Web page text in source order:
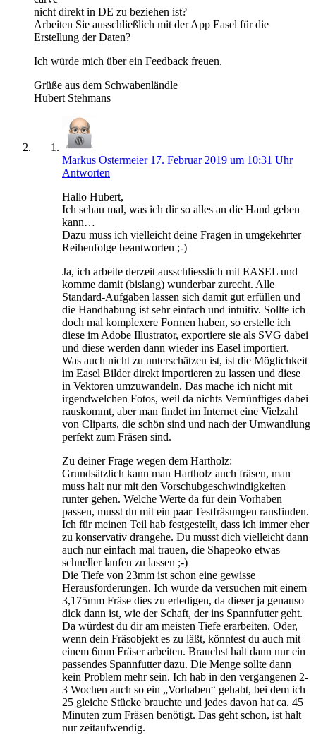
nicht direkt in DE zu beziehen ist?
Arbeiten Sie ausschließlich mit der App Easel für die
Erstellung der Daten?
Ich würde mich über ein Feedback freuen.
Grüße aus dem Schwabenländle
Hubert Stehmans
Markus Ostermeier 17. Februar 2019 um 10:31 Uhr
Antworten
Hallo Hubert,
Ich schau mal, was ich dir so alles an die Hand geben
kann…
Dazu muss ich vielleicht deine Fragen in umgekehrter
Reihenfolge beantworten ;-)
Ja, ich arbeite derzeit ausschliesslich mit EASEL und
komme damit (bislang) wunderbar zurecht. Alle
Standard-Aufgaben lassen sich damit gut erfüllen und
die Handhabung ist sehr einfach und intuitiv. Sollte ich
doch mal komplexere Formen haben, so erstelle ich
diese im Adobe Illustrator, exportiere sie als SVG dabei
und diese werden dann wieder ins Easel importiert.
Was auch nicht zu unterschätzen ist, ist die Möglichkeit
im Easel Bilder direkt importieren zu lassen und diese
in Vektoren umzuwandeln. Das mache ich nicht mit
irgendwelchen Fotos, weil da nichts Vernünftiges dabei
rauskommt, aber man findet im Internet eine Vielzahl
von Cliparts, die schön sind und nach der Umwandlung
perfekt zum Fräsen sind.
Zu deiner Frage wegen dem Hartholz:
Grundsätzlich kann man Hartholz auch fräsen, man
muss halt nur mit den Vorschubgeschwindigkeiten
runter gehen. Welche Werte da für dein Vorhaben
passen, musst du mit ein paar Testfräsungen rausfinden.
Ich für meinen Teil hab festgestellt, dass ich immer eher
zu konservativ drangehe. Du musst dich vielleicht dann
auch nur einfach mal trauen, die Shapeoko etwas
schneller laufen zu lassen ;-)
Die Tiefe von 23mm ist schon eine gewisse
Herausforderungen. Ich würde da versuchen mit einem
3,175mm Fräse dies zu erledigen, da dieser ja genauso
dick dann ist, wie der Schaft, der ins Spannfutter geht.
Da würdest du dir am meisten Tiefe erarbeiten. Oder,
wenn dein Fräsobjekt es zu läßt, könntest du auch mit
einem 6mm Fräser arbeiten. Brauchst halt dann nur ein
passendes Spannfutter dazu. Die Menge sollte dann
kein Problem mehr sein. Ich hab in den vergangenen 2-
3 Wochen auch so ein „Vorhaben“ gehabt, bei dem ich
25 gleiche Stücke brauchte und jedes davon hat ca. 45
Minuten zum Fräsen benötigt. Das geht schon, ist halt
nur zeitaufwendig.